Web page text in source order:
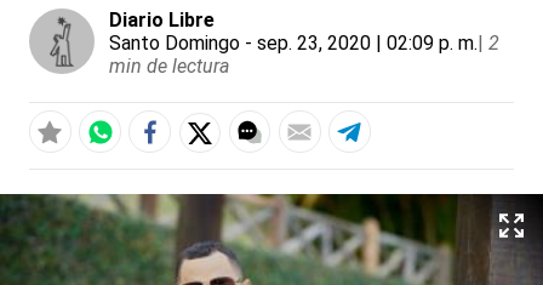
Diario Libre
Santo Domingo - sep. 23, 2020 | 02:09 p. m.| 2
min de lectura